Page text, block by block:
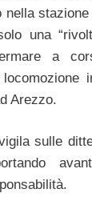
nella
una
a
Arezzo.
vigila sulle